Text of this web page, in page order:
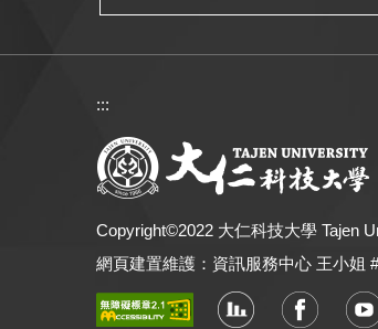
:::
Copyright©2022 大仁科技大學 Tajen
網頁建置維護：資訊服務中心 王小姐